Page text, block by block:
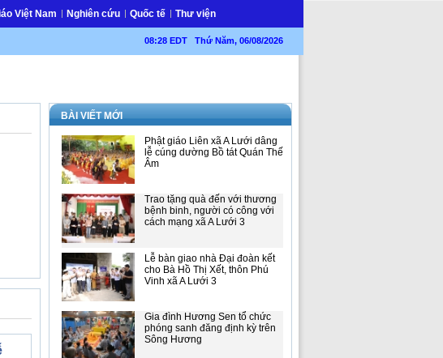
Việt Nam Nghiên cứu Quốc tế Thư viện
08:28 EDT Thứ Năm, 06/08/2026
BÀI VIẾT MỚI
Phật giáo Liên xã A Lưới dâng
lễ cúng dường Bồ tát Quán Thế
Âm
Trao tặng quà đến với thương
bệnh binh, người có công với
cách mạng xã A Lưới 3
Lễ bàn giao nhà Đại đoàn kết
cho Bà Hồ Thị Xết, thôn Phú
Vinh xã A Lưới 3
Gia đình Hương Sen tổ chức
phóng sanh đăng định kỳ trên
Sông Hương